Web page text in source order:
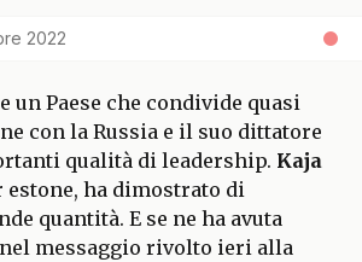
2022
un Paese che condivide quasi
con la Russia e il suo dittatore
qualità di leadership. Kaja
estone, ha dimostrato di
quantità. E se ne ha avuta
messaggio rivolto ieri alla